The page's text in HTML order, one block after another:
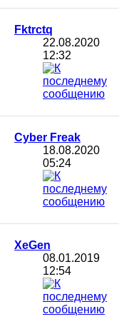
Fktrctq
22.08.2020
12:32
Cyber Freak
18.08.2020
05:24
XeGen
08.01.2019
12:54